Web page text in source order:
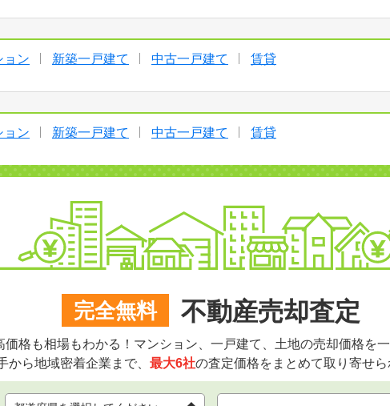
ョン 新築一戸建て 中古一戸建て 賃貸
ョン 新築一戸建て 中古一戸建て 賃貸
完全無料 不動産売却査定
価格も相場もわかる！マンション、一戸建て、土地の売却価格を
から地域密着企業まで、 最大6社の査定価格をまとめて取り寄せ